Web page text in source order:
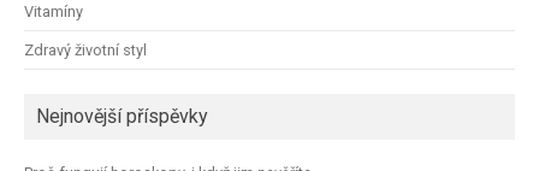
Vitamíny
Zdravý životní styl
Nejnovější příspěvky